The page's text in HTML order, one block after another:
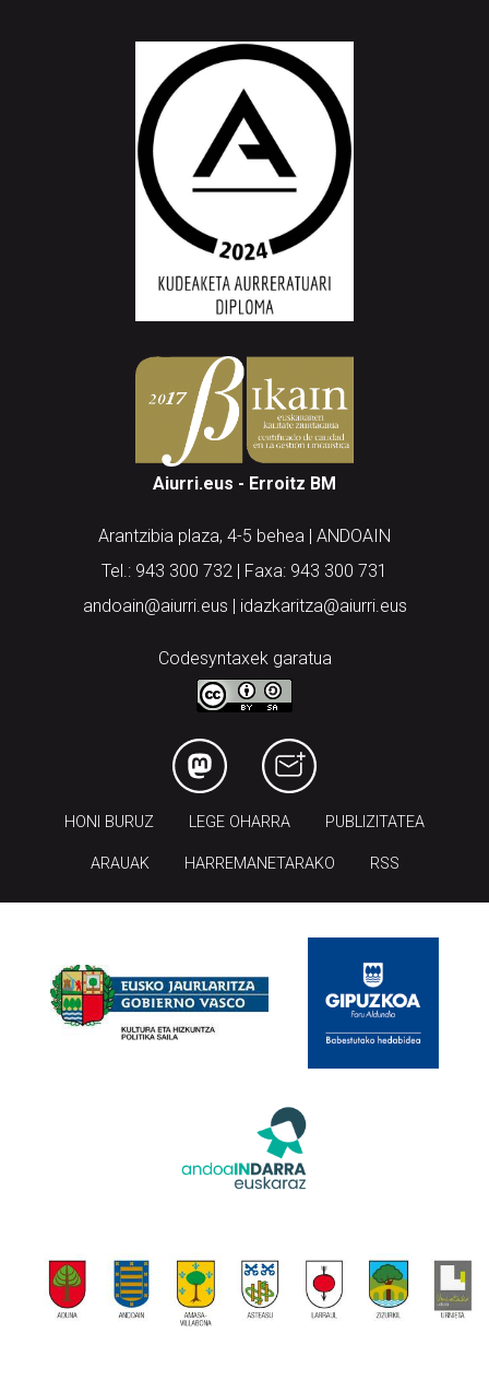
Aiurri.eus - Erroitz BM
Arantzibia plaza, 4-5 behea | ANDOAIN
Tel.: 943 300 732 | Faxa: 943 300 731
andoain@aiurri.eus | idazkaritza@aiurri.eus
Codesyntaxek garatua
HONI BURUZ LEGE OHARRA PUBLIZITATEA
ARAUAK HARREMANETARAKO RSS